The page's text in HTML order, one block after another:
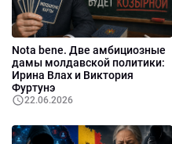
Украины. Поэтому главный
вопрос сегодня заключается
не в том, способна ли Россия
на дальнейшую эскалацию, а в
том, какой из этих сценариев
Кремль сочтёт наименее
рискованным и наиболее
нынешнего режима.
Nota bene. Две амбициозные
дамы молдавской политики:
Ирина Влах и Виктория
Фуртунэ
22.06.2026